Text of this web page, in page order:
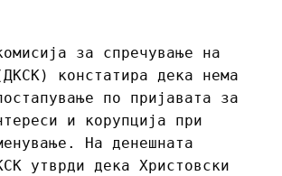
за спречување на
констатира дека нема
по пријавата за
и корупција при
На денешната
утврди дека Христовски